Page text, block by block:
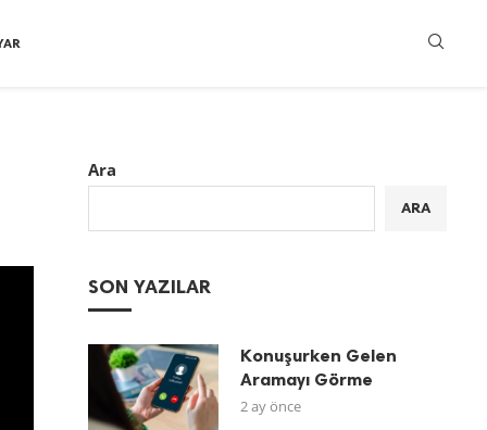
Ara
ARA
SON YAZILAR
Konuşurken Gelen
Aramayı Görme
2 ay önce